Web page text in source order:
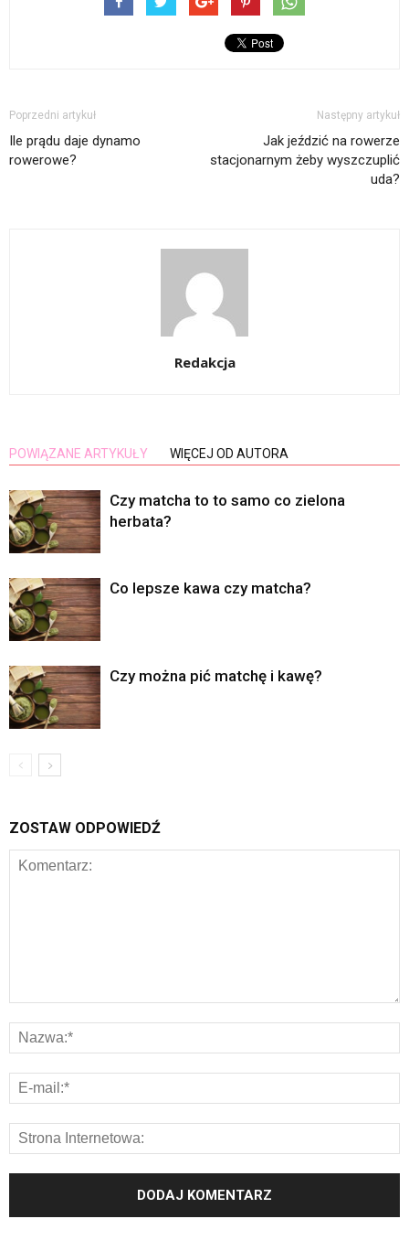
Poprzedni artykuł
Ile prądu daje dynamo
rowerowe?
Następny artykuł
Jak jeździć na rowerze
stacjonarnym żeby wyszczuplić
uda?
Redakcja
POWIĄZANE ARTYKUŁY WIĘCEJ OD AUTORA
Czy matcha to to samo co zielona
herbata?
Co lepsze kawa czy matcha?
Czy można pić matchę i kawę?
ZOSTAW ODPOWIEDŹ